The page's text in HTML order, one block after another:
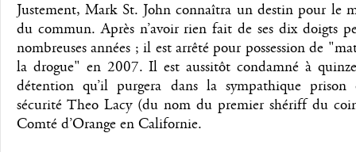
Justement, Mark St. John connaîtra un destin pour le
du commun. Après n’avoir rien fait de ses dix doigts
nombreuses années ; il est arrêté pour possession de
la drogue" en 2007. Il est aussitôt condamné à
détention qu’il purgera dans la sympathique prison
sécurité Theo Lacy (du nom du premier shériff du
Comté d’Orange en Californie.